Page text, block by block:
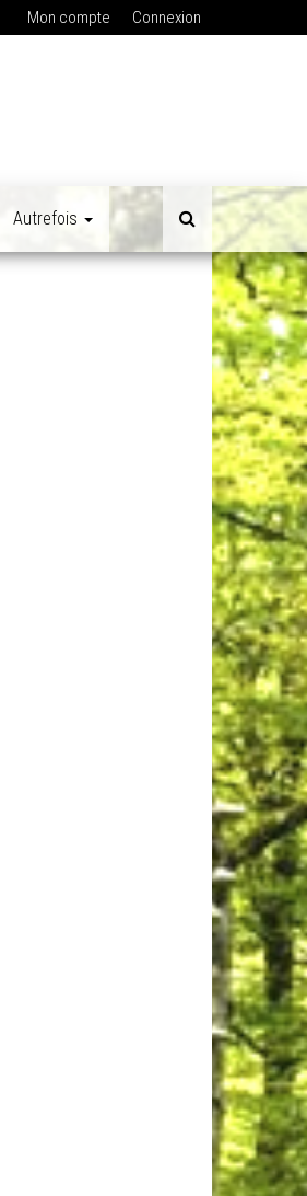
Mon compte Connexion
Autrefois